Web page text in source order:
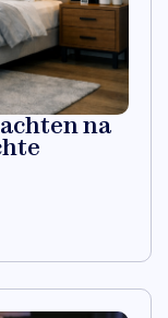
na